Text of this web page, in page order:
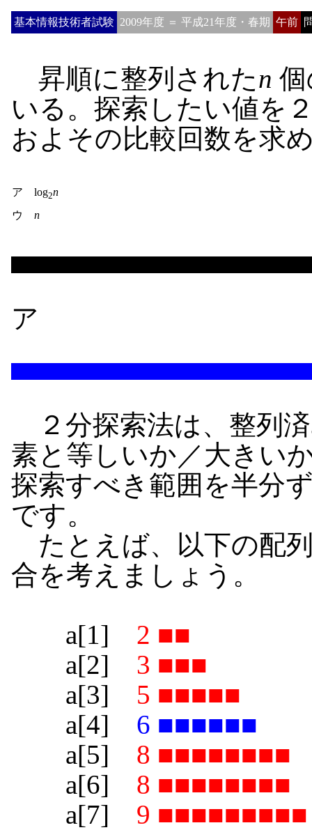
基本情報技術者試験 2009年度 ＝ 平成21年度・春期 午前
昇順に整列されたn
いる。探索したい値を
およその比較回数を求
ア log2n
ウ n
ア
２分探索法は、整列
素と等しいか／大きい
探索すべき範囲を半分
です。
たとえば、以下の配
合を考えましょう。
a[1] 2 ■■
a[2] 3 ■■■
a[3] 5 ■■■■■
a[4] 6 ■■■■■■
a[5] 8 ■■■■■■■■
a[6] 8 ■■■■■■■■
a[7] 9 ■■■■■■■■■